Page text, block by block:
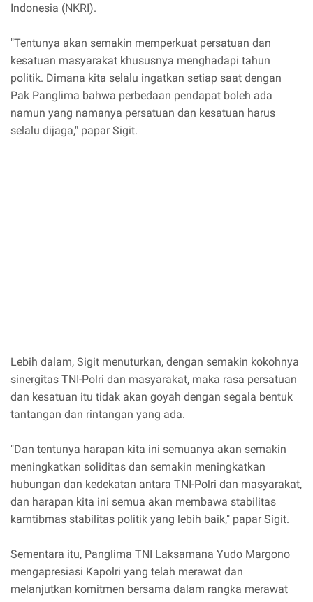
Indonesia (NKRI).
"Tentunya akan semakin memperkuat persatuan dan
kesatuan masyarakat khususnya menghadapi tahun
politik. Dimana kita selalu ingatkan setiap saat dengan
Pak Panglima bahwa perbedaan pendapat boleh ada
namun yang namanya persatuan dan kesatuan harus
selalu dijaga," papar Sigit.
Lebih dalam, Sigit menuturkan, dengan semakin kokohnya
sinergitas TNI-Polri dan masyarakat, maka rasa persatuan
dan kesatuan itu tidak akan goyah dengan segala bentuk
tantangan dan rintangan yang ada.
"Dan tentunya harapan kita ini semuanya akan semakin
meningkatkan soliditas dan semakin meningkatkan
hubungan dan kedekatan antara TNI-Polri dan masyarakat,
dan harapan kita ini semua akan membawa stabilitas
kamtibmas stabilitas politik yang lebih baik," papar Sigit.
Sementara itu, Panglima TNI Laksamana Yudo Margono
mengapresiasi Kapolri yang telah merawat dan
melanjutkan komitmen bersama dalam rangka merawat